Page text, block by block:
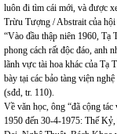
luôn đi tìm cái mới, và được
Trừu Tượng / Abstrait của
“Vào đầu thập niên 1960, Tạ
phong cách rất độc đáo, anh
lãnh vực tài hoa khác của Tạ
bày tại các bảo tàng viện
(sđd, tr. 110).
Về văn học, ông “đã cộng
1950 đến 30-4-1975: Thế